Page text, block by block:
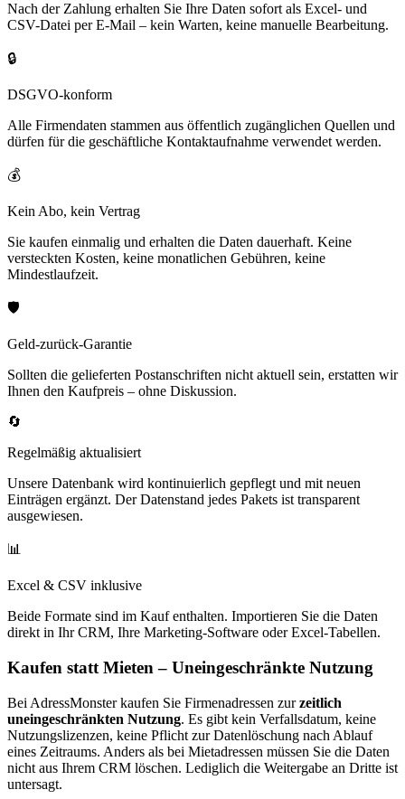
Nach der Zahlung erhalten Sie Ihre Daten sofort als Excel- und
CSV-Datei per E-Mail – kein Warten, keine manuelle Bearbeitung.
🔒
DSGVO-konform
Alle Firmendaten stammen aus öffentlich zugänglichen Quellen und
dürfen für die geschäftliche Kontaktaufnahme verwendet werden.
💰
Kein Abo, kein Vertrag
Sie kaufen einmalig und erhalten die Daten dauerhaft. Keine
versteckten Kosten, keine monatlichen Gebühren, keine
Mindestlaufzeit.
🛡️
Geld-zurück-Garantie
Sollten die gelieferten Postanschriften nicht aktuell sein, erstatten wir
Ihnen den Kaufpreis – ohne Diskussion.
🔄
Regelmäßig aktualisiert
Unsere Datenbank wird kontinuierlich gepflegt und mit neuen
Einträgen ergänzt. Der Datenstand jedes Pakets ist transparent
ausgewiesen.
📊
Excel & CSV inklusive
Beide Formate sind im Kauf enthalten. Importieren Sie die Daten
direkt in Ihr CRM, Ihre Marketing-Software oder Excel-Tabellen.
Kaufen statt Mieten – Uneingeschränkte Nutzung
Bei AdressMonster kaufen Sie Firmenadressen zur zeitlich
uneingeschränkten Nutzung. Es gibt kein Verfallsdatum, keine
Nutzungslizenzen, keine Pflicht zur Datenlöschung nach Ablauf
eines Zeitraums. Anders als bei Mietadressen müssen Sie die Daten
nicht aus Ihrem CRM löschen. Lediglich die Weitergabe an Dritte ist
untersagt.